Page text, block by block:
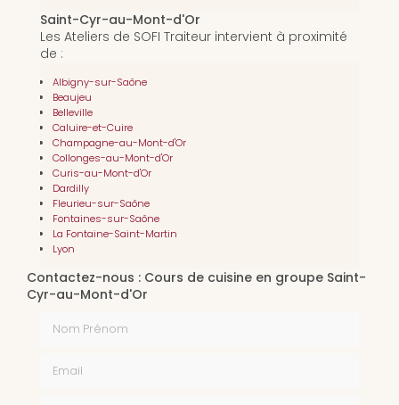
Saint-Cyr-au-Mont-d'Or
Les Ateliers de SOFI Traiteur intervient à proximité
de :
Albigny-sur-Saône
Beaujeu
Belleville
Caluire-et-Cuire
Champagne-au-Mont-d'Or
Collonges-au-Mont-d'Or
Curis-au-Mont-d'Or
Dardilly
Fleurieu-sur-Saône
Fontaines-sur-Saône
La Fontaine-Saint-Martin
Lyon
Contactez-nous : Cours de cuisine en groupe Saint-
Cyr-au-Mont-d'Or